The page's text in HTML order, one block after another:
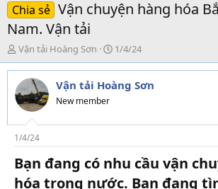
Chia sẻ Vận chuyện hàng hóa
Nam. Vận tải
T
h
r
e
a
d
s
t
a
r
Vận tải Hoàng Sơn
N
g
à
y
i
1/4/24
Vận tải Hoàng Sơn
New member
1/4/24
Bạn đang có nhu cầu vận
hóa trong nước. Bạn đang